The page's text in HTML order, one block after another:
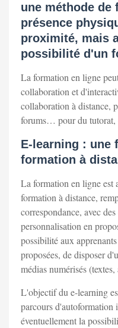
une méthode de
présence
proximité, mais
possibilité d'un
La formation en ligne
collaboration et
collaboration à distance,
forums… pour du tutorat,
E-learning : une
formation à
La formation en ligne est
formation à distance,
correspondance, avec
personnalisation en
possibilité aux
proposées, de disposer
médias numérisés
L'objectif du e-learning
parcours
éventuellement la